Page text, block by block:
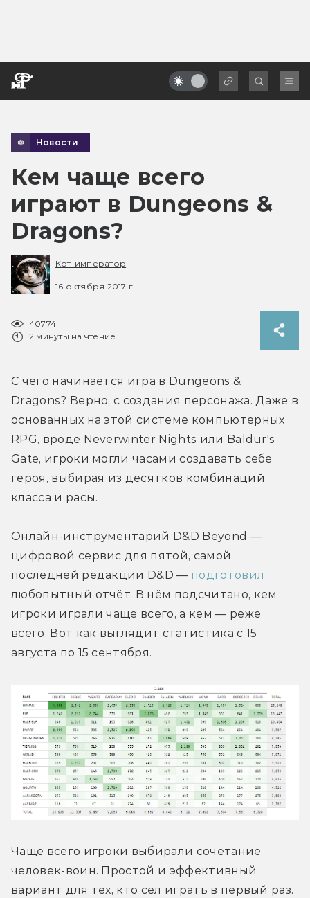
Новости
Кем чаще всего
играют в Dungeons &
Dragons?
Кот-император
16 октября 2017 г.
40774
2 минуты на чтение
С чего начинается игра в Dungeons &
Dragons? Верно, с создания персонажа. Даже в
основанных на этой системе компьютерных
RPG, вроде Neverwinter Nights или Baldur's
Gate, игроки могли часами создавать себе
героя, выбирая из десятков комбинаций
класса и расы.
Онлайн-инструментарий D&D Beyond —
цифровой сервис для пятой, самой
последней редакции D&D — подготовил
любопытный отчёт. В нём подсчитано, кем
игроки играли чаще всего, а кем — реже
всего. Вот как выглядит статистика с 15
августа по 15 сентября.
Чаще всего игроки выбирали сочетание
человек-воин. Простой и эффективный
вариант для тех, кто сел играть в первый раз.